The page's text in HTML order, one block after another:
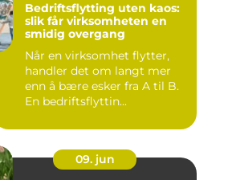
Bedriftsflytting uten kaos:
slik får virksomheten en
smidig overgang
Når en virksomhet flytter,
handler det om langt mer
enn å bære esker fra A til B.
En bedriftsflyttin...
09. jun